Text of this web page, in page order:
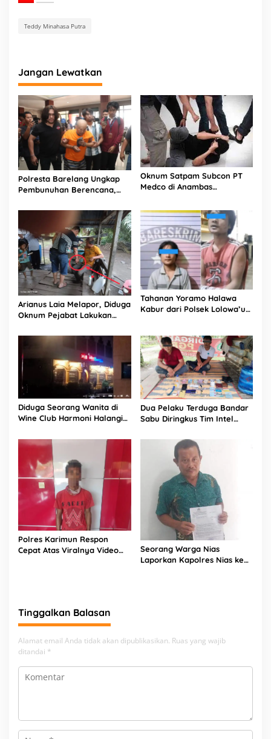
Teddy Minahasa Putra
Jangan Lewatkan
Polresta Barelang Ungkap
Pembunuhan Berencana,
Untuk Pastikan Aksinya
Oknum Satpam Subcon PT
Medco di Anambas
Kasusnya
Arianus Laia Melapor, Diduga
Oknum Pejabat Lakukan
Tahanan Yoramo Halawa
Kabur dari Polsek Lolowa’u
Diduga Seorang Wanita di
Wine Club Harmoni Halangi
Dua Pelaku Terduga Bandar
Sabu Diringkus Tim Intel
Polres Karimun Respon
Cepat Atas Viralnya Video
Seorang Warga Nias
Laporkan Kapolres Nias ke
Tinggalkan Balasan
Alamat email Anda tidak akan dipublikasikan. Ruas yang wajib
ditandai *